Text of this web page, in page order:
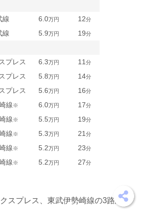
線 6.0万円 12分
線 5.9万円 19分
プレス 6.3万円 11 分
プレス 5.8万円 14分
プレス 5.6万円 16分
線※ 6.0万円 17分
線※ 5.5万円 19分
線※ 5.3万円 21 分
線※ 5.2万円 23分
線※ 5.2万円 27分
スプレス、東武伊勢崎線の3路線・